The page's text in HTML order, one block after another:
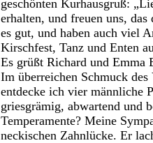
geschönten Kurhausgruß:
erhalten, und freuen uns,
es gut, und haben auch viel
Kirschfest, Tanz und Enten
Es grüßt Richard und Emma
Im überreichen Schmuck
entdecke ich vier männliche
griesgrämig, abwartend und
Temperamente? Meine
neckischen Zahnlücke. Er